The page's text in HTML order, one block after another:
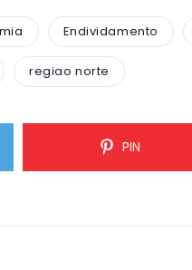
Endividamento
regiao norte
PIN